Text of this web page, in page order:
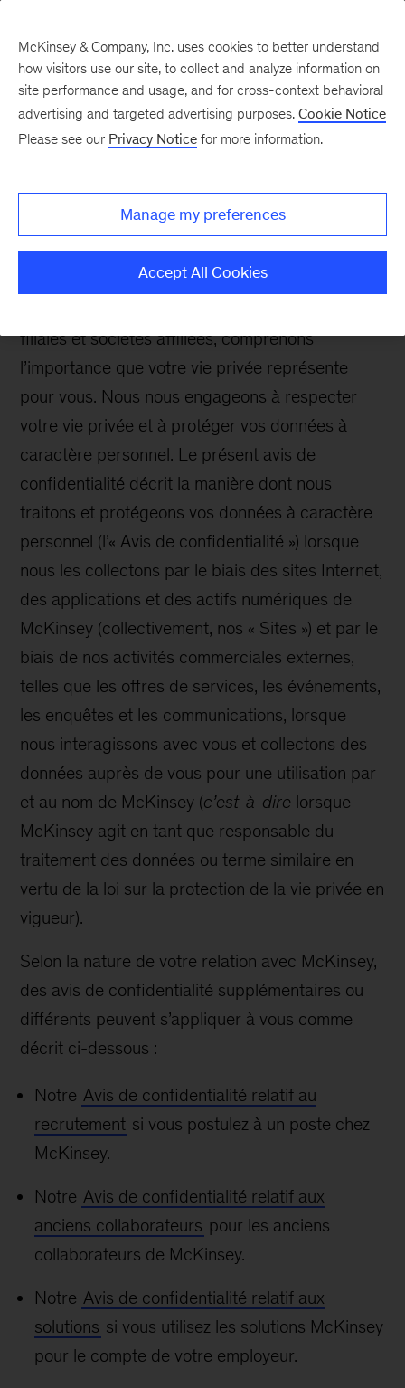
Avis de confidentialité
Dernière mise à jour et entrée en vigueur : Mars
filiales et sociétés affiliées, comprenons
l’importance que votre vie privée représente
pour vous. Nous nous engageons à respecter
votre vie privée et à protéger vos données à
caractère personnel. Le présent avis de
confidentialité décrit la manière dont nous
traitons et protégeons vos données à caractère
personnel (l’« Avis de confidentialité ») lorsque
nous les collectons par le biais des sites Internet,
des applications et des actifs numériques de
McKinsey (collectivement, nos « Sites ») et par le
biais de nos activités commerciales externes,
telles que les offres de services, les événements,
les enquêtes et les communications, lorsque
nous interagissons avec vous et collectons des
données auprès de vous pour une utilisation par
et au nom de McKinsey (c’est-à-dire lorsque
McKinsey agit en tant que responsable du
traitement des données ou terme similaire en
vertu de la loi sur la protection de la vie privée en
vigueur).
Selon la nature de votre relation avec McKinsey,
des avis de confidentialité supplémentaires ou
différents peuvent s’appliquer à vous comme
décrit ci-dessous :
Notre Avis de confidentialité relatif au
recrutement si vous postulez à un poste chez
McKinsey.
Notre Avis de confidentialité relatif aux
anciens collaborateurs pour les anciens
collaborateurs de McKinsey.
Notre Avis de confidentialité relatif aux
solutions si vous utilisez les solutions McKinsey
pour le compte de votre employeur.
McKinsey & Company, Inc. uses cookies to better understand
how visitors use our site, to collect and analyze information on
site performance and usage, and for cross-context behavioral
advertising and targeted advertising purposes. Cookie Notice
Please see our Privacy Notice for more information.
Manage my preferences
Accept All Cookies